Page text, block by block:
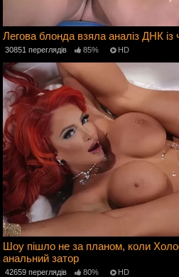
Легова блонда взяла аналіз ДНК із
30851 переглядів 85% HD
Шоу пішло не за планом, коли
анальний затор
42659 переглядів 80% HD